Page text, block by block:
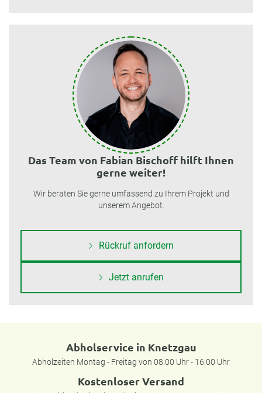
Das Team von Fabian Bischoff hilft Ihnen
gerne weiter!
Wir beraten Sie gerne umfassend zu Ihrem Projekt und
unserem Angebot.
Rückruf anfordern
Jetzt anrufen
Abholservice in Knetzgau
Abholzeiten Montag - Freitag von 08:00 Uhr - 16:00 Uhr
Kostenloser Versand